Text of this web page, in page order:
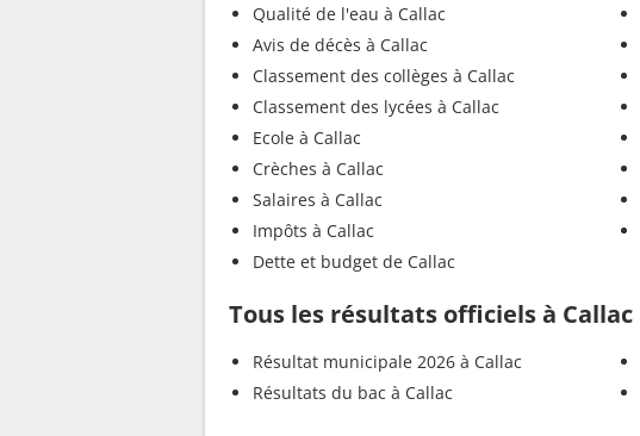
Qualité de l'eau à Callac
Avis de décès à Callac
Classement des collèges à Callac
Classement des lycées à Callac
Ecole à Callac
Crèches à Callac
Salaires à Callac
Impôts à Callac
Dette et budget de Callac
Tous les résultats officiels à Callac
Résultat municipale 2026 à Callac
Résultats du bac à Callac